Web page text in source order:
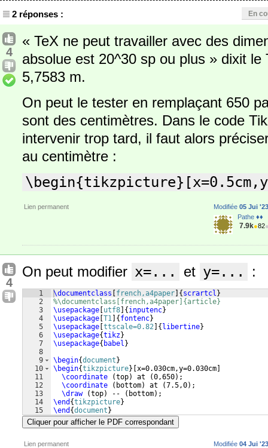
2 réponses : En
4
« TeX ne peut travailler avec des
absolue est 20^30 sp ou plus » dixit
5,7583 m.
On peut le tester en remplaçant 650
sont des centimètres. Dans le code
intervenir trop tard, il faut alors
au centimètre :
Lien permanent Modifiée 05 Jui
Pathe ♦♦
7.9k●82
4
On peut modifier x=... et y=... :
1
2
3
4
5
6
7
8
9
10
11
12
13
14
15
\documentclass french,a4paper { scrartcl }
%\documentclass[french,a4paper]{article}
\usepackage utf8 { inputenc}
\usepackage T1 { fontenc}
\usepackage ttscale=0.82 { libertine}
\usepackage{tikz}
\usepackage{ babel }
\begin{document }
\begin{tikzpicture} x=0.030cm,y=0.030cm
\coordinate
(top) at (0,650) ;
\coordinate
( bottom) at (7.5,0) ;
\draw
(top) -- ( bottom) ;
\end {tikzpicture}
\end {document }
Cliquer pour afficher le PDF correspondant
Lien permanent Modifiée 04 Jui